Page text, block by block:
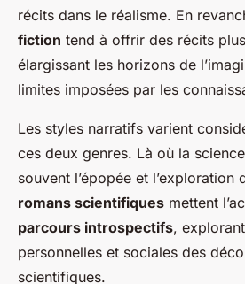
récits dans le réalisme. En
fiction tend à offrir des récits
élargissant les horizons de
limites imposées par les
Les styles narratifs varient
ces deux genres. Là où la
souvent l’épopée et l’exploration
romans scientifiques mettent
parcours introspectifs,
personnelles et sociales des
scientifiques.